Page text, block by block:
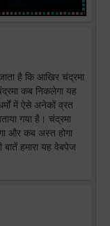
है कि आखिर चंद्रमा
कब निकलेगा यह
में ऐसे अनेकों व्रत
गया है। चंद्रमा
और कब अस्त होगा
हमारा यह वेबपेज